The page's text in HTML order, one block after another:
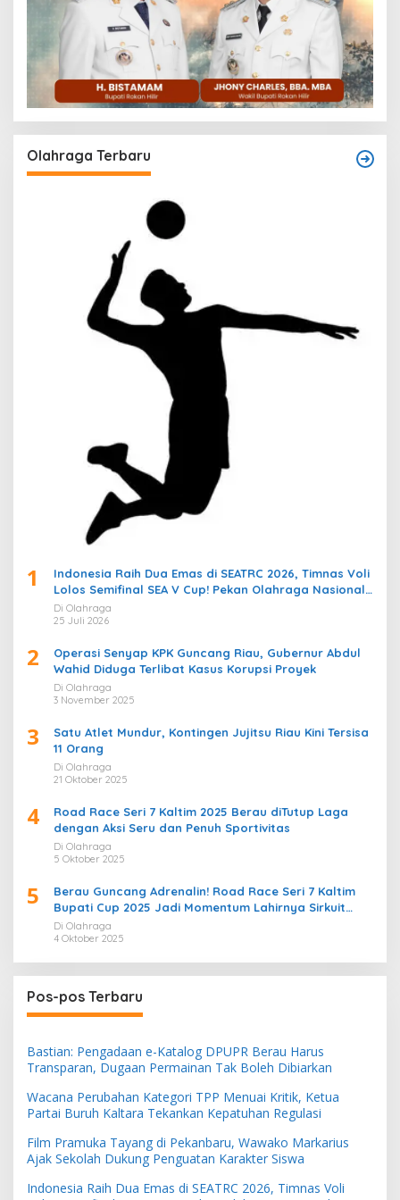
Olahraga Terbaru
1
Indonesia Raih Dua Emas di SEATRC 2026, Timnas Voli
Lolos Semifinal SEA V Cup! Pekan Olahraga Nasional
Bergemuruh
Di Olahraga
25 Juli 2026
2
Operasi Senyap KPK Guncang Riau, Gubernur Abdul
Wahid Diduga Terlibat Kasus Korupsi Proyek
Di Olahraga
3 November 2025
3
Satu Atlet Mundur, Kontingen Jujitsu Riau Kini Tersisa
11 Orang
Di Olahraga
21 Oktober 2025
4
Road Race Seri 7 Kaltim 2025 Berau diTutup Laga
dengan Aksi Seru dan Penuh Sportivitas
Di Olahraga
5 Oktober 2025
5
Berau Guncang Adrenalin! Road Race Seri 7 Kaltim
Bupati Cup 2025 Jadi Momentum Lahirnya Sirkuit
Permanen 2026
Di Olahraga
4 Oktober 2025
Pos-pos Terbaru
Bastian: Pengadaan e-Katalog DPUPR Berau Harus
Transparan, Dugaan Permainan Tak Boleh Dibiarkan
Wacana Perubahan Kategori TPP Menuai Kritik, Ketua
Partai Buruh Kaltara Tekankan Kepatuhan Regulasi
Film Pramuka Tayang di Pekanbaru, Wawako Markarius
Ajak Sekolah Dukung Penguatan Karakter Siswa
Indonesia Raih Dua Emas di SEATRC 2026, Timnas Voli